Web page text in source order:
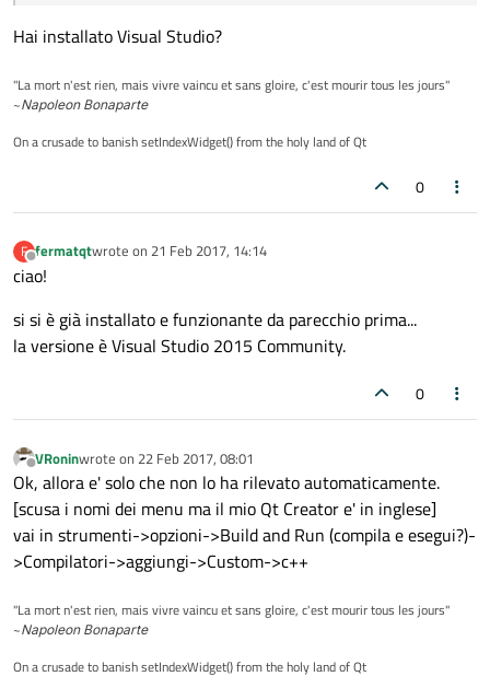
dove sto sbagliando??
Hai installato Visual Studio?
"La mort n'est rien, mais vivre vaincu et sans gloire, c'est mourir tous les jours"
~Napoleon Bonaparte
On a crusade to banish setIndexWidget() from the holy land of Qt
0
F
Offline
fermatqtwrote on 21 Feb 2017, 14:14
last edited by
ciao!
si si è già installato e funzionante da parecchio prima...
la versione è Visual Studio 2015 Community.
0
Offline
VRoninwrote on 22 Feb 2017, 08:01
last edited by
Ok, allora e' solo che non lo ha rilevato automaticamente.
[scusa i nomi dei menu ma il mio Qt Creator e' in inglese]
vai in strumenti->opzioni->Build and Run (compila e esegui?)-
>Compilatori->aggiungi->Custom->c++
"La mort n'est rien, mais vivre vaincu et sans gloire, c'est mourir tous les jours"
~Napoleon Bonaparte
On a crusade to banish setIndexWidget() from the holy land of Qt